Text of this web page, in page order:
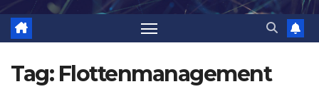
Tag: Flottenmanagement